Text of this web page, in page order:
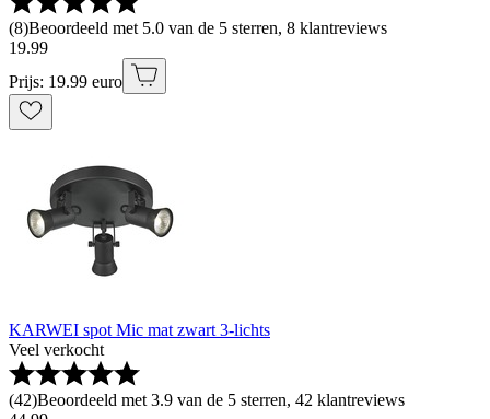
(8)Beoordeeld met 5.0 van de 5 sterren, 8 klantreviews
19.99
Prijs: 19.99 euro
KARWEI spot Mic mat zwart 3-lichts
Veel verkocht
(42)Beoordeeld met 3.9 van de 5 sterren, 42 klantreviews